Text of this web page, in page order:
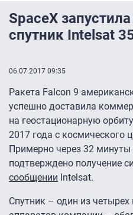
SpaceX
спутник Intelsat
06.07.2017 09:35
Ракета Falcon 9
успешно доставила
на геостационарную
2017 года с космического
Примерно через 32
подтверждено получение
сообщении Intelsat.
Спутник – один из